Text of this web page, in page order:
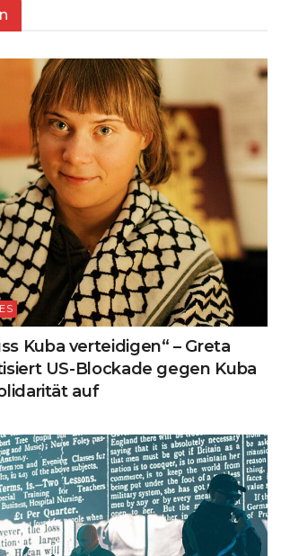
Kuba verteidigen“ – Greta
US-Blockade gegen Kuba
auf